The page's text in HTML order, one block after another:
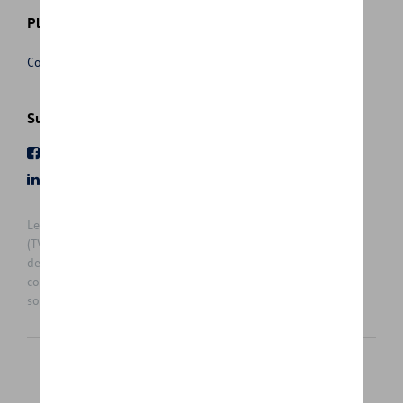
Plus d'informations
Conditions de vente
Suivez nous
Les prix affichés sur le présent site sont des prix recommandés
(TVAc), hors éventuels frais de montage. Pour connaitre le prix
de vente actuel et les éventuels frais de montage, veuillez
contacter votre concessionnaire/agent. Les prix recommandés
sont sujets à des changements sans préavis.